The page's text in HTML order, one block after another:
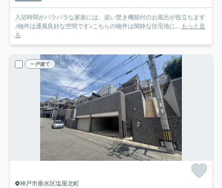
入浴時間がバラバラな家族には、追い焚き機能付のお風呂が役立ちます
♪物件は通風良好な空間です♪こちらの物件は閑静な住宅地に...
もっと見
る
一戸建て
神戸市垂水区塩屋北町